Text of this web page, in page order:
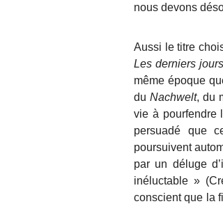
nous devons
Aussi le titre
Les derniers
même époque
duNachwelt, du
vie à pourfendre
persuadé que
poursuivent
par un déluge
inéluctable »
conscient que la